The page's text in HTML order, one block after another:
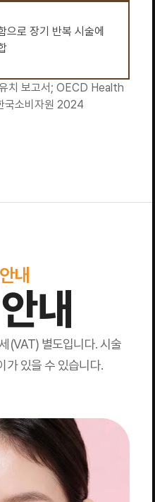
으로 장기 반복 시술에
치 보고서; OECD Health
소비자원 2024
내
내
(VAT) 별도입니다. 시술
가 있을 수 있습니다.